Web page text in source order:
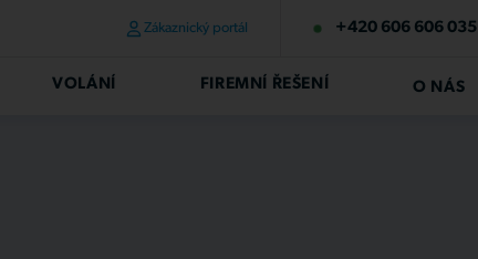
Zákaznický portál +420 606 606 035
VOLÁNÍ FIREMNÍ ŘEŠENÍ O NÁS